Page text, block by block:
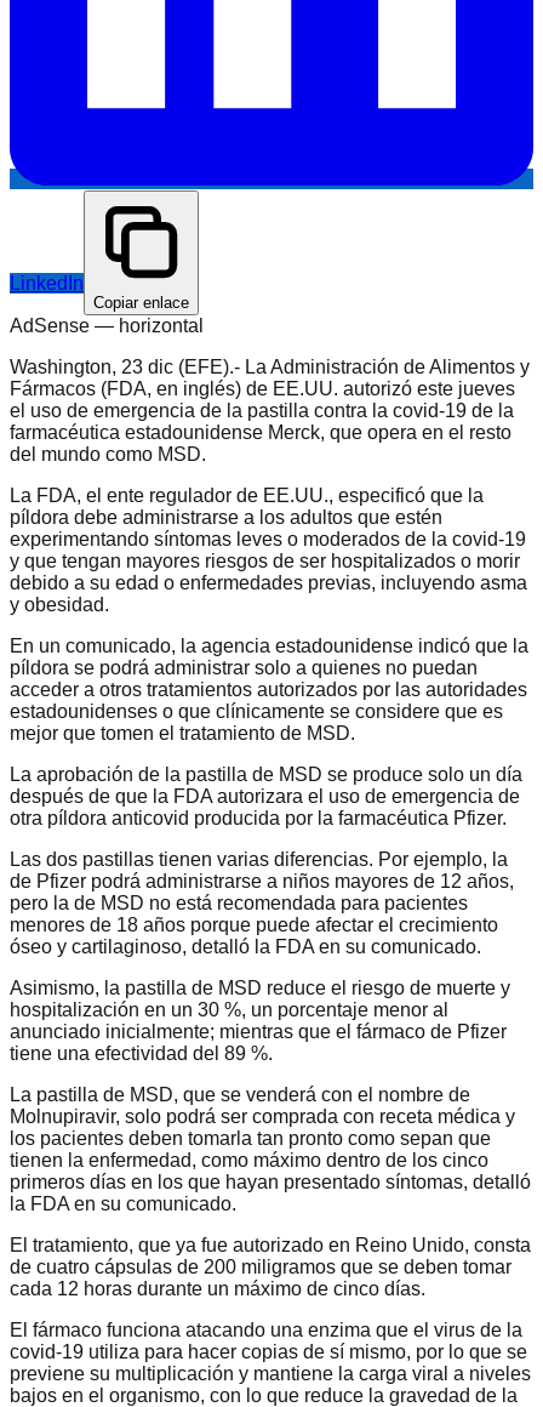
LinkedIn
Copiar enlace
AdSense — horizontal
Washington, 23 dic (EFE).- La Administración de Alimentos y
Fármacos (FDA, en inglés) de EE.UU. autorizó este jueves
el uso de emergencia de la pastilla contra la covid-19 de la
farmacéutica estadounidense Merck, que opera en el resto
del mundo como MSD.
La FDA, el ente regulador de EE.UU., especificó que la
píldora debe administrarse a los adultos que estén
experimentando síntomas leves o moderados de la covid-19
y que tengan mayores riesgos de ser hospitalizados o morir
debido a su edad o enfermedades previas, incluyendo asma
y obesidad.
En un comunicado, la agencia estadounidense indicó que la
píldora se podrá administrar solo a quienes no puedan
acceder a otros tratamientos autorizados por las autoridades
estadounidenses o que clínicamente se considere que es
mejor que tomen el tratamiento de MSD.
La aprobación de la pastilla de MSD se produce solo un día
después de que la FDA autorizara el uso de emergencia de
otra píldora anticovid producida por la farmacéutica Pfizer.
Las dos pastillas tienen varias diferencias. Por ejemplo, la
de Pfizer podrá administrarse a niños mayores de 12 años,
pero la de MSD no está recomendada para pacientes
menores de 18 años porque puede afectar el crecimiento
óseo y cartilaginoso, detalló la FDA en su comunicado.
Asimismo, la pastilla de MSD reduce el riesgo de muerte y
hospitalización en un 30 %, un porcentaje menor al
anunciado inicialmente; mientras que el fármaco de Pfizer
tiene una efectividad del 89 %.
La pastilla de MSD, que se venderá con el nombre de
Molnupiravir, solo podrá ser comprada con receta médica y
los pacientes deben tomarla tan pronto como sepan que
tienen la enfermedad, como máximo dentro de los cinco
primeros días en los que hayan presentado síntomas, detalló
la FDA en su comunicado.
El tratamiento, que ya fue autorizado en Reino Unido, consta
de cuatro cápsulas de 200 miligramos que se deben tomar
cada 12 horas durante un máximo de cinco días.
El fármaco funciona atacando una enzima que el virus de la
covid-19 utiliza para hacer copias de sí mismo, por lo que se
previene su multiplicación y mantiene la carga viral a niveles
bajos en el organismo, con lo que reduce la gravedad de la